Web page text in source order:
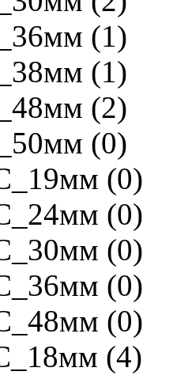
(1)
(1)
(2)
(0)
(0)
(0)
(0)
(0)
(0)
(4)